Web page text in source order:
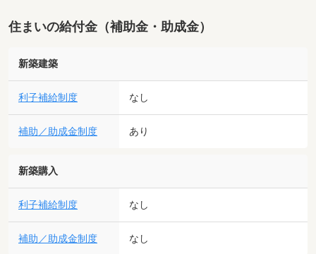
住まいの給付金（補助金・助成金）
新築建築
利子補給制度 なし
補助／助成金制度 あり
新築購入
利子補給制度 なし
補助／助成金制度 なし